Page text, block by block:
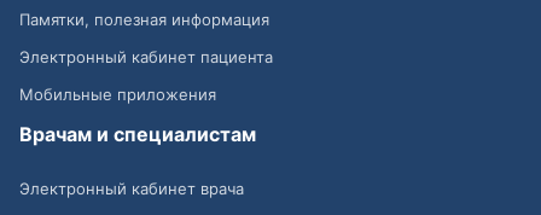
Памятки, полезная информация
Электронный кабинет пациента
Мобильные приложения
Врачам и специалистам
Электронный кабинет врача